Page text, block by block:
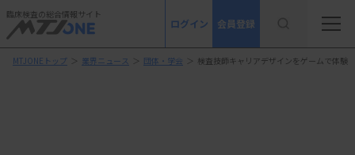
臨床検査の総合情報サイト
ログイン 会員登録
MTJONEトップ ＞ 業界ニュース ＞ 団体・学会 ＞ 検査技師キャリアデザインをゲームで体験